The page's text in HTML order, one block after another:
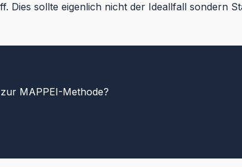
Dies sollte eigenlich nicht der Ideallfall sondern
MAPPEI-Methode?